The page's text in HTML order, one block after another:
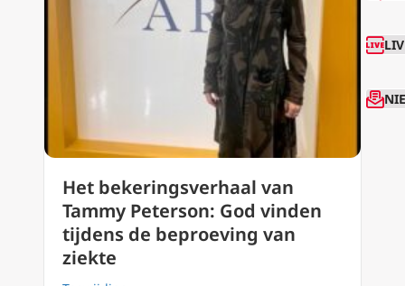
Het bekeringsverhaal van
Tammy Peterson: God vinden
tijdens de beproeving van
ziekte